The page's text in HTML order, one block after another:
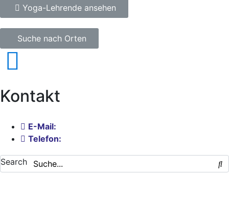
Yoga-Lehrende ansehen
Suche nach Orten
Kontakt
E-Mail:
Telefon:
Search